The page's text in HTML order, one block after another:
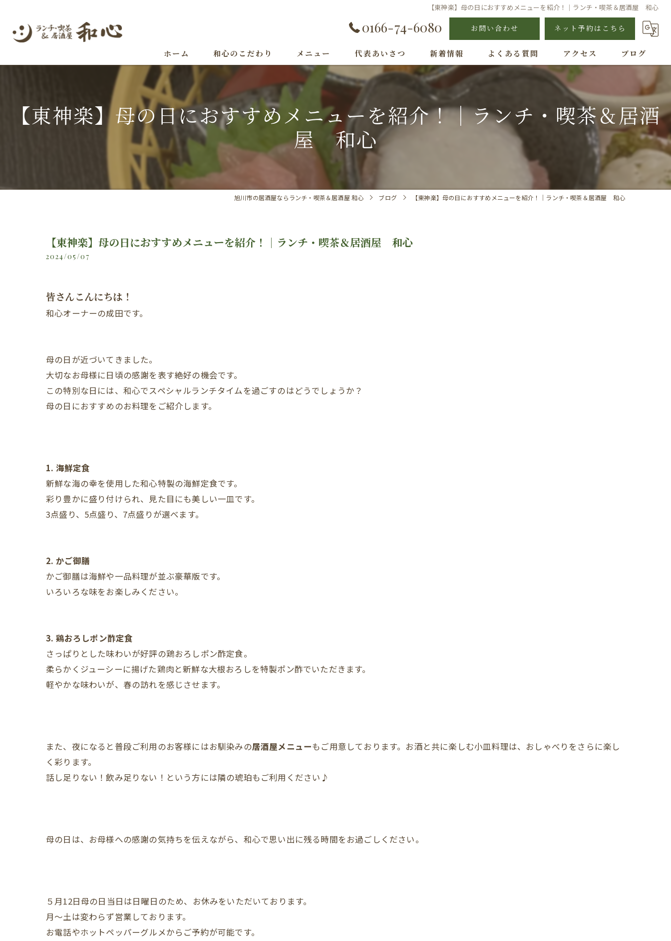
【東神楽】母の日におすすめメニューを紹介！｜ランチ・喫茶＆居酒屋 和心
0166-74-6080 お問い合わせ ネット予約はこちら
ホーム 和心のこだわり メニュー 代表あいさつ 新着情報 よくある質問 アクセス ブログ
【東神楽】母の日におすすめメニューを紹介！｜ランチ・喫茶＆居酒
屋 和心
旭川市の居酒屋ならランチ・喫茶＆居酒屋 和心 ブログ 【東神楽】母の日におすすめメニューを紹介！｜ランチ・喫茶＆居酒屋 和心
【東神楽】母の日におすすめメニューを紹介！｜ランチ・喫茶＆居酒屋 和心
2024/05/07
皆さんこんにちは！
和心オーナーの成田です。
母の日が近づいてきました。
大切なお母様に日頃の感謝を表す絶好の機会です。
この特別な日には、和心でスペシャルランチタイムを過ごすのはどうでしょうか？
母の日におすすめのお料理をご紹介します。
1. 海鮮定食
新鮮な海の幸を使用した和心特製の海鮮定食です。
彩り豊かに盛り付けられ、見た目にも美しい一皿です。
3点盛り、5点盛り、7点盛りが選べます。
2. かご御膳
かご御膳は海鮮や一品料理が並ぶ豪華版です。
いろいろな味をお楽しみください。
3. 鶏おろしポン酢定食
さっぱりとした味わいが好評の鶏おろしポン酢定食。
柔らかくジューシーに揚げた鶏肉と新鮮な大根おろしを特製ポン酢でいただきます。
軽やかな味わいが、春の訪れを感じさせます。
また、夜になると普段ご利用のお客様にはお馴染みの居酒屋メニューもご用意しております。お酒と共に楽しむ小皿料理は、おしゃべりをさらに楽し
く彩ります。
話し足りない！飲み足りない！という方には隣の琥珀もご利用ください♪
母の日は、お母様への感謝の気持ちを伝えながら、和心で思い出に残る時間をお過ごしください。
５月12日母の日当日は日曜日のため、お休みをいただいております。
月～土は変わらず営業しております。
お電話やホットペッパーグルメからご予約が可能です。